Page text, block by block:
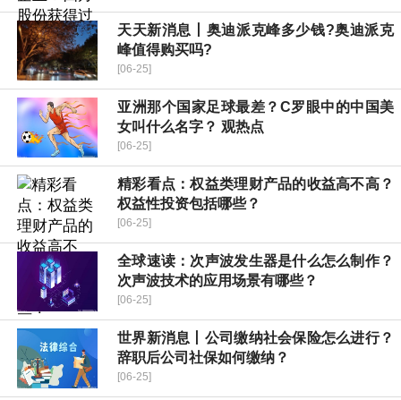
天天新消息丨奥迪派克峰多少钱?奥迪派克
峰值得购买吗?
[06-25]
亚洲那个国家足球最差？C罗眼中的中国美
女叫什么名字？ 观热点
[06-25]
精彩看点：权益类理财产品的收益高不高？
权益性投资包括哪些？
[06-25]
全球速读：次声波发生器是什么怎么制作？
次声波技术的应用场景有哪些？
[06-25]
世界新消息丨公司缴纳社会保险怎么进行？
辞职后公司社保如何缴纳？
[06-25]